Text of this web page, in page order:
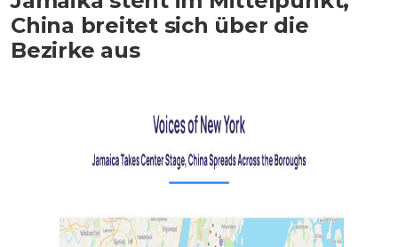
China breitet sich über die
Bezirke aus